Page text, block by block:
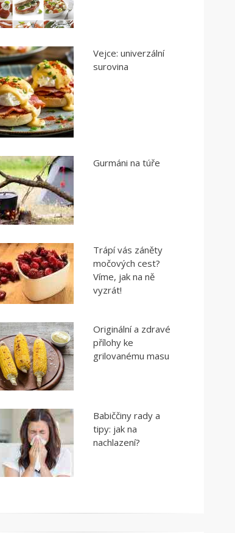
Vejce: univerzální
surovina
Gurmáni na túře
Trápí vás záněty
močových cest?
Víme, jak na ně
vyzrát!
Originální a zdravé
přílohy ke
grilovanému masu
Babiččiny rady a
tipy: jak na
nachlazení?